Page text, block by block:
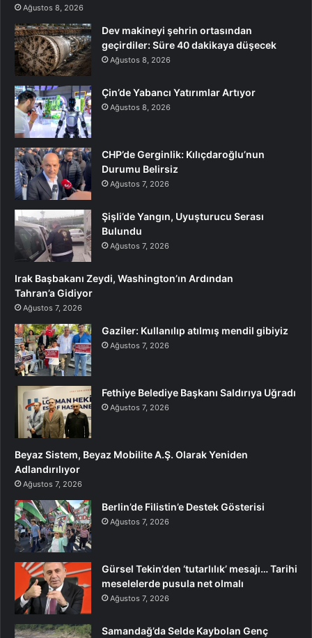
Ağustos 8, 2026
Dev makineyi şehrin ortasından
geçirdiler: Süre 40 dakikaya düşecek
Ağustos 8, 2026
Çin’de Yabancı Yatırımlar Artıyor
Ağustos 8, 2026
CHP’de Gerginlik: Kılıçdaroğlu’nun
Durumu Belirsiz
Ağustos 7, 2026
Şişli’de Yangın, Uyuşturucu Serası
Bulundu
Ağustos 7, 2026
Irak Başbakanı Zeydi, Washington’ın Ardından
Tahran’a Gidiyor
Ağustos 7, 2026
Gaziler: Kullanılıp atılmış mendil gibiyiz
Ağustos 7, 2026
Fethiye Belediye Başkanı Saldırıya Uğradı
Ağustos 7, 2026
Beyaz Sistem, Beyaz Mobilite A.Ş. Olarak Yeniden
Adlandırılıyor
Ağustos 7, 2026
Berlin’de Filistin’e Destek Gösterisi
Ağustos 7, 2026
Gürsel Tekin’den ‘tutarlılık’ mesajı… Tarihi
meselelerde pusula net olmalı
Ağustos 7, 2026
Samandağ’da Selde Kaybolan Genç